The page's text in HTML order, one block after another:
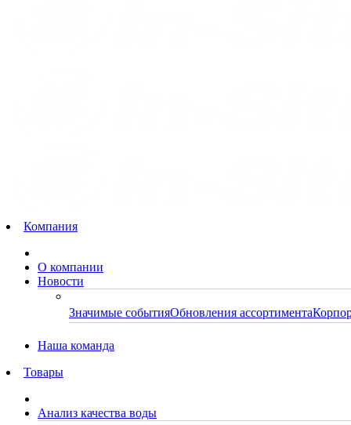
Компания
О компании
Новости
Значимые событияОбновления ассортимента
Наша команда
Товары
Анализ качества воды